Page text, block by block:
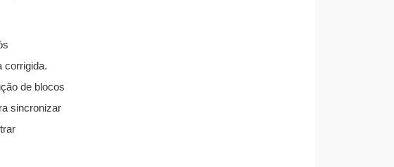
corrigida.
de blocos
sincronizar